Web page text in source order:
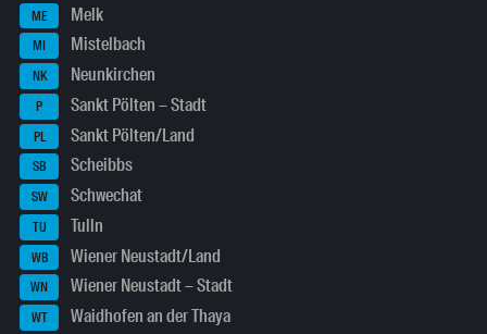
ME Melk
MI Mistelbach
NK Neunkirchen
P Sankt Pölten – Stadt
PL Sankt Pölten/Land
SB Scheibbs
SW Schwechat
TU Tulln
WB Wiener Neustadt/Land
WN Wiener Neustadt – Stadt
WT Waidhofen an der Thaya